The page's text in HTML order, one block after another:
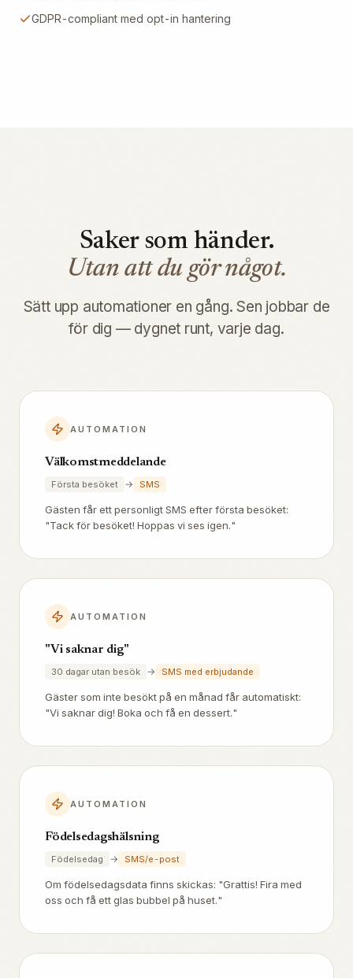
GDPR-compliant med opt-in hantering
Saker som händer.
Utan att du gör något.
Sätt upp automationer en gång. Sen jobbar de
för dig — dygnet runt, varje dag.
AUTOMATION
Välkomstmeddelande
Första besöket → SMS
Gästen får ett personligt SMS efter första besöket:
"Tack för besöket! Hoppas vi ses igen."
AUTOMATION
"Vi saknar dig"
30 dagar utan besök → SMS med erbjudande
Gäster som inte besökt på en månad får automatiskt:
"Vi saknar dig! Boka och få en dessert."
AUTOMATION
Födelsedagshälsning
Födelsedag → SMS/e-post
Om födelsedagsdata finns skickas: "Grattis! Fira med
oss och få ett glas bubbel på huset."